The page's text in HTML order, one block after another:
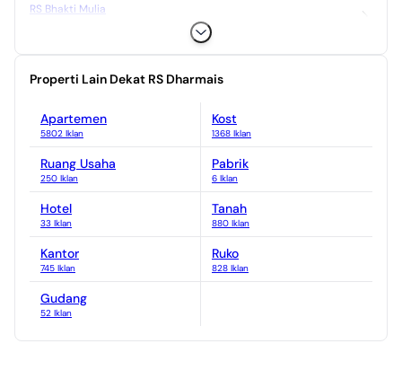
RS Bhakti Mulia
12.148 Properti
RS Royal Taruma
RSIA Ibnu Sina
7.780 Properti
11.997 Properti
Properti Lain Dekat RS Dharmais
Apartemen
5802 Iklan
Kost
1368 Iklan
Ruang Usaha
250 Iklan
Pabrik
6 Iklan
Hotel
33 Iklan
Tanah
880 Iklan
Kantor
745 Iklan
Ruko
828 Iklan
Gudang
52 Iklan